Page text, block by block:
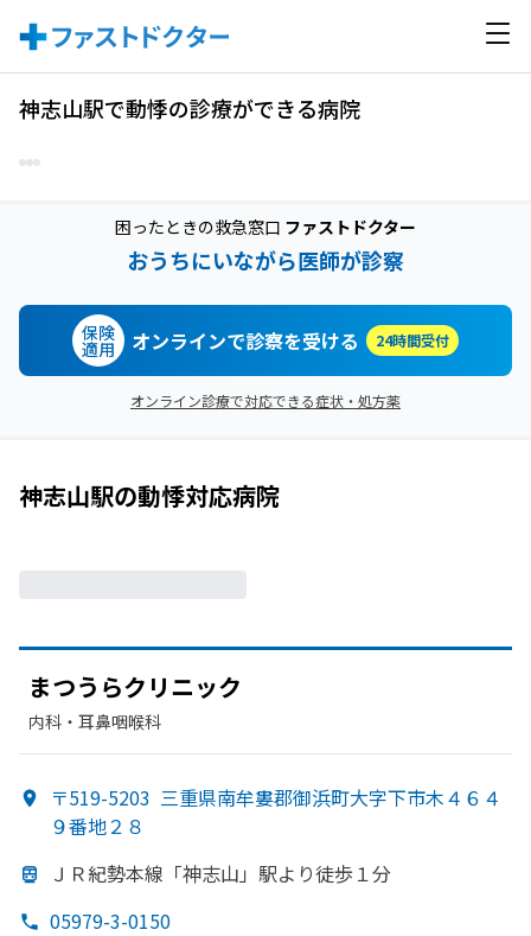
神志山駅で動悸の診療ができる病院
困ったときの救急窓口 ファストドクター
おうちにいながら医師が診察
保険
適用 オンラインで診察を受ける 24時間受付
オンライン診療で対応できる症状・処方薬
神志山駅の動悸対応病院
まつうらクリニック
内科・​耳鼻咽喉科
〒519-5203 三重県南牟婁郡御浜町大字下市木４６４
９番地２８
ＪＲ紀勢本線 「神志山」 駅より徒歩１分
05979-3-0150